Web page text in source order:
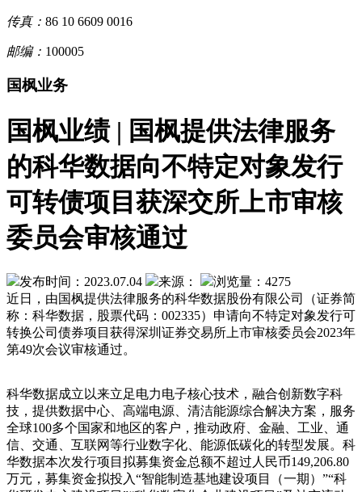
传真： 86 10 6609 0016
邮编： 100005
国枫业务
国枫业绩 | 国枫提供法律服务
的科华数据向不特定对象发行
可转债项目获深交所上市审核
委员会审核通过
发布时间：2023.07.04 来源：
浏览量：4275
近日，由国枫提供法律服务的科华数据股份有限公司（证券简
称：科华数据，股票代码：002335）申请向不特定对象发行可
转换公司债券项目获得深圳证券交易所上市审核委员会2023年
第49次会议审核通过。
科华数据成立以来立足电力电子核心技术，融合创新数字科
技，提供数据中心、高端电源、清洁能源综合解决方案，服务
全球100多个国家和地区的客户，推动政府、金融、工业、通
信、交通、互联网等行业数字化、能源低碳化的转型发展。科
华数据本次发行项目拟募集资金总额不超过人民币149,206.80
万元，募集资金拟投入“智能制造基地建设项目（一期）”“科